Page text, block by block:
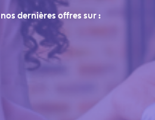
dernières offres sur :